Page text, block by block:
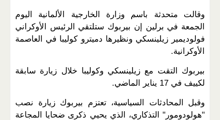
وقالت متحدثة باسم وزارة الخارجية الألمانية اليوم
الجمعة في برلين إن بيربوك ستلتقي الرئيس الأوكراني
فولوديمير زيلينسكي ونظيرها دميترو كوليبا في العاصمة
الأوكرانية.
بيربوك التقت مع زيلينسكي وكوليبا خلال زيارة سابقة
لكييف في 17 يناير الماضي.
وقبل المحادثات السياسية، تعتزم بيربوك زيارة نصب
"هولودومور" التذكاري، الذي يحيي ذكرى ضحايا المجاعة